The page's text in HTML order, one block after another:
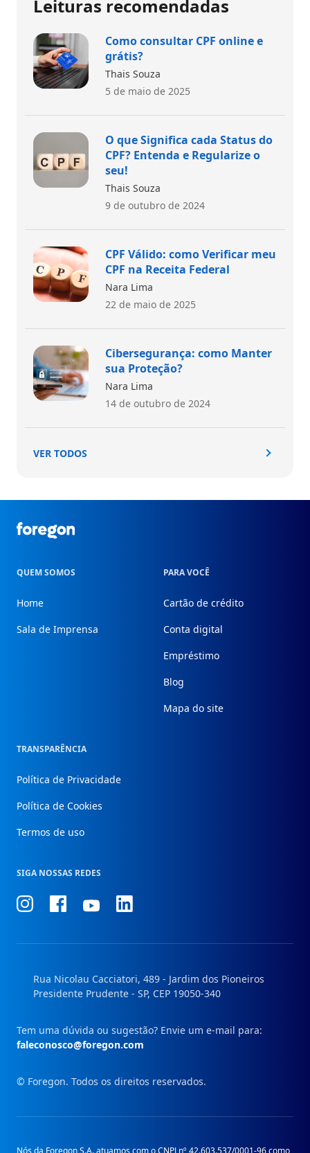
Leituras recomendadas
Como consultar CPF online e
grátis?
Thais Souza
5 de maio de 2025
O que Significa cada Status do
CPF? Entenda e Regularize o
seu!
Thais Souza
9 de outubro de 2024
CPF Válido: como Verificar meu
CPF na Receita Federal
Nara Lima
22 de maio de 2025
Cibersegurança: como Manter
sua Proteção?
Nara Lima
14 de outubro de 2024
VER TODOS
Foregon.com
QUEM SOMOS
Home
Sala de Imprensa
PARA VOCÊ
Cartão de crédito
Conta digital
Empréstimo
Blog
Mapa do site
TRANSPARÊNCIA
Política de Privacidade
Política de Cookies
Termos de uso
SIGA NOSSAS REDES
ConheçaConheçaConheçaConheça
Rua Nicolau Cacciatori, 489 - Jardim dos Pioneiros
Presidente Prudente - SP, CEP 19050-340
Tem uma dúvida ou sugestão? Envie um e-mail para:
faleconosco@foregon.com
© Foregon. Todos os direitos reservados.